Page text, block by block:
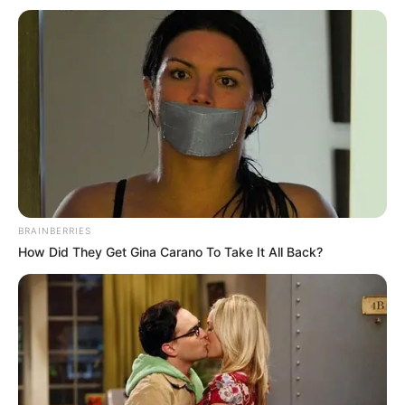
seja retirado no prazo, volta para as contas do FGTS em nome do
Confira o calendário do saque-aniversário em 2023.
BRAINBERRIES
How Did They Get Gina Carano To Take It All Back?